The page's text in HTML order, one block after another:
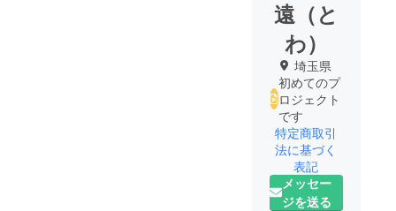
遠（と
わ）
埼玉県
初めてのプ
ロジェクト
です
特定商取引
法に基づく
表記
メッセー
ジを送る